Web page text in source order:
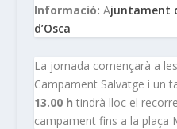
Informació: Ajuntament
d’Osca
La jornada començarà a les
Campament Salvatge i un
13.00 h tindrà lloc el
campament fins a la plaça